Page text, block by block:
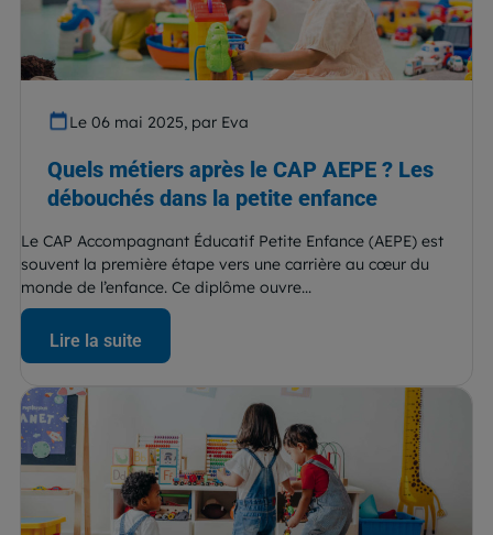
Le 06 mai 2025, par Eva
Quels métiers après le CAP AEPE ? Les
débouchés dans la petite enfance
Le CAP Accompagnant Éducatif Petite Enfance (AEPE) est
souvent la première étape vers une carrière au cœur du
monde de l’enfance. Ce diplôme ouvre...
Lire la suite